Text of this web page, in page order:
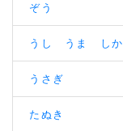
ぞう
うし うま しか
うさぎ
たぬき